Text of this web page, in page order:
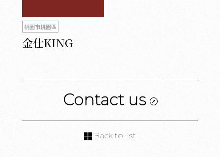
桃園市桃園區
金仕KING
Contact us
Back to list